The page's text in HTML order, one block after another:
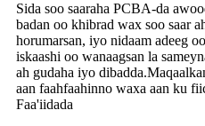
Sida soo saaraha PCBA-da
badan oo khibrad wax soo saar
horumarsan, iyo nidaam adeeg
iskaashi oo wanaagsan la
ah gudaha iyo
aan faahfaahinno waxa aan ku
Faa'iidada